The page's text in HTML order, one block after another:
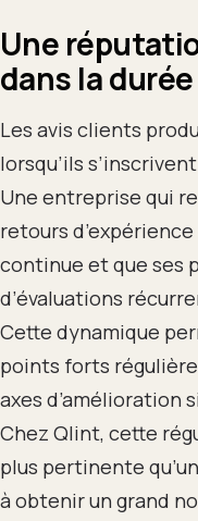
Une
dans la durée
Les avis clients
lorsqu’ils
Une entreprise qui
retours
continue et que ses
d’évaluations
Cette dynamique
points forts
axes d’amélioration
Chez Qlint, cette
plus pertinente
à obtenir un grand